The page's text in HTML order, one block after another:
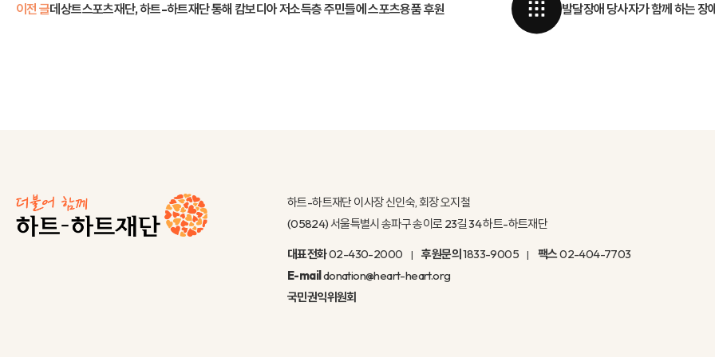
이전 글데상트스포츠재단, 하트-하트재단 통해 캄보디아 저소득층 주민들에 스포츠용품 후원 발달장애 당사자가 함께 하는 장
하트-하트재단 이사장 신인숙, 회장 오지철
(05824) 서울특별시 송파구 송이로 23길 34 하트-하트재단
대표전화02-430-2000 후원문의1833-9005 팩스02-404-7703
E-maildonation@heart-heart.org
국민권익위원회